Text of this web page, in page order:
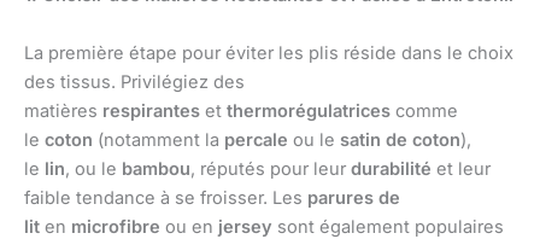
La première étape pour éviter les plis réside dans le choix
des tissus. Privilégiez des
matières respirantes et thermorégulatrices comme
le coton (notamment la percale ou le satin de coton),
le lin, ou le bambou, réputés pour leur durabilité et leur
faible tendance à se froisser. Les parures de
lit en microfibre ou en jersey sont également populaires